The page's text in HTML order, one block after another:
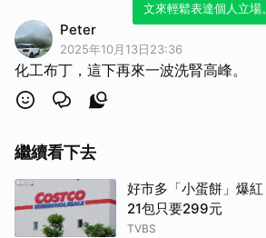
文來輕鬆表達個人立場。
Peter
2025年10月13日23:36
化工布丁，這下再來一波洗腎高峰。
繼續看下去
好市多「小蛋餅」爆
21包只要299元
TVBS
取消